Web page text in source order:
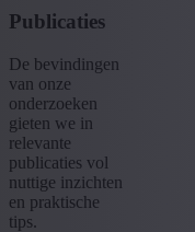
Publicaties
De bevindingen
van onze
onderzoeken
gieten we in
relevante
publicaties vol
nuttige inzichten
en praktische
tips.